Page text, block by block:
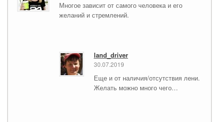
Многое зависит от самого человека и его
желаний и стремлений.
land_driver
30.07.2019
Еще и от наличия/отсутствия лени.
Желать можно много чего…